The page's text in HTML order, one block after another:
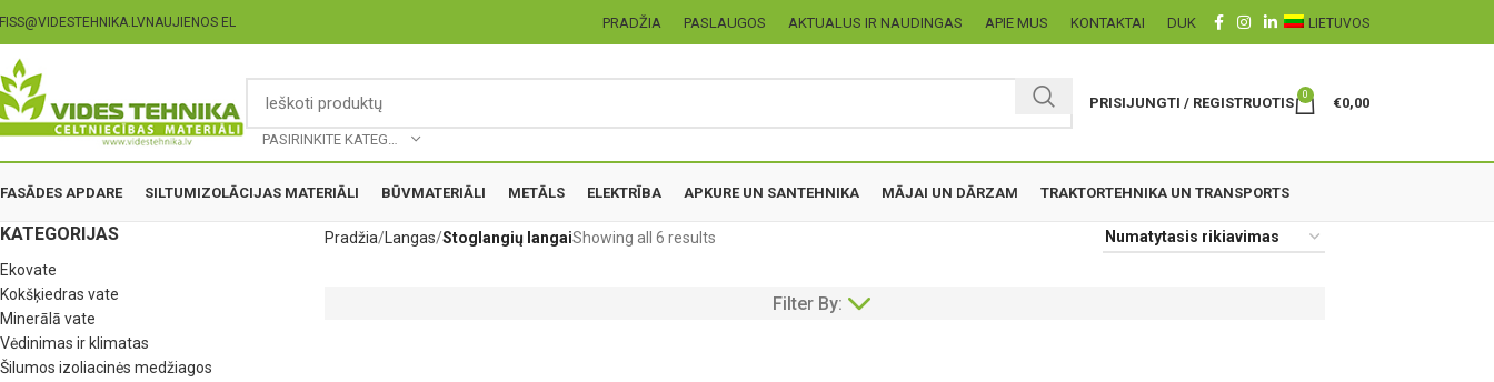
NAUJIENOS EL PRADŽIA PASLAUGOS AKTUALUS IR NAUDINGAS APIE MUS KONTAKTAI DUK LIETUVOS
PRISIJUNGTI / REGISTRUOTIS
0
€0,00
FASĀDES APDARE SILTUMIZOLĀCIJAS MATERIĀLI BŪVMATERIĀLI METĀLS ELEKTRĪBA APKURE UN SANTEHNIKA MĀJAI UN DĀRZAM TRAKTORTEHNIKA UN TRANSPORTS
KATEGORIJAS
Ekovate
Kokšķiedras vate
Minerālā vate
Vėdinimas ir klimatas
Šilumos izoliacinės medžiagos
Pradžia Langas Stoglangių langaiShowing all 6 results
Filter By: